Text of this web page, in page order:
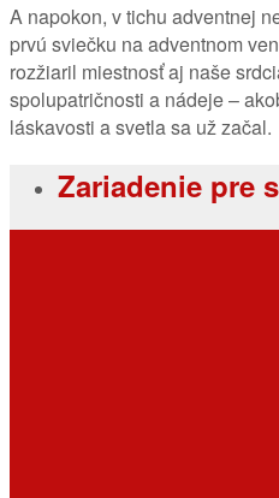
A napokon, v tichu adventnej
prvú sviečku na adventnom
rozžiaril miestnosť aj naše
spolupatričnosti a nádeje –
láskavosti a svetla sa už začal.
Zariadenie pre